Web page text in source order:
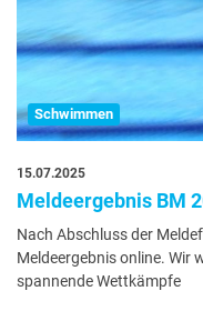
Schwimmen
15.07.2025
Meldeergebnis BM
Nach Abschluss der
Meldeergebnis online. Wir
spannende Wettkämpfe